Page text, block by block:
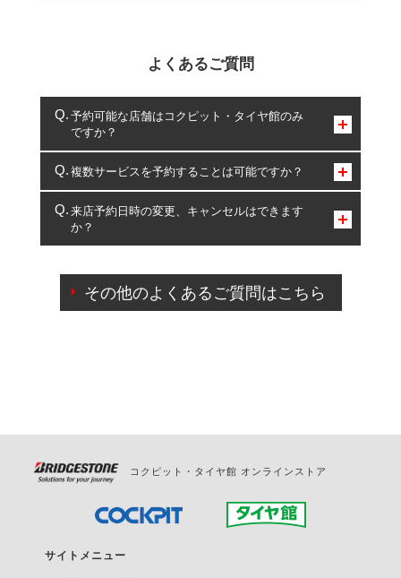
よくあるご質問
予約可能な店舗はコクピット・タイヤ館のみ
ですか？
コクピット・タイヤ館のみとなります。
複数サービスを予約することは可能ですか？
複数サービスのご予約は可能です。
一部の商品・サービスの組み合わせに限り、同時にご予約が
出来ないものもございます。
来店予約日時の変更、キャンセルはできます
か？
ご来店予約日の3営業日前を過ぎている場合のご予約
の日時変更につきましては、直接ご予約の店舗まで
その他のよくあるご質問はこちら
コクピット・タイヤ館 オンラインストア
サイトメニュー